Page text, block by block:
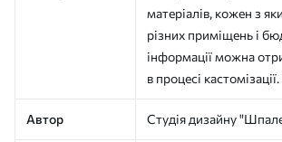
матеріалів, кожен з
різних приміщень і
інформації можна
в процесі кастомізації.
Автор Студія дизайну